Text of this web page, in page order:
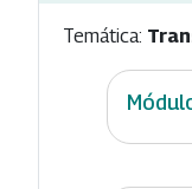
Temática: